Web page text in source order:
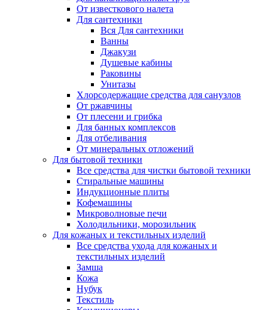
От известкового налета
Для сантехники
Вся Для сантехники
Ванны
Джакузи
Душевые кабины
Раковины
Унитазы
Хлорсодержащие средства для санузлов
От ржавчины
От плесени и грибка
Для банных комплексов
Для отбеливания
От минеральных отложений
Для бытовой техники
Все средства для чистки бытовой техники
Стиральные машины
Индукционные плиты
Кофемашины
Микроволновые печи
Холодильники, морозильник
Для кожаных и текстильных изделий
Все средства ухода для кожаных и
текстильных изделий
Замша
Кожа
Нубук
Текстиль